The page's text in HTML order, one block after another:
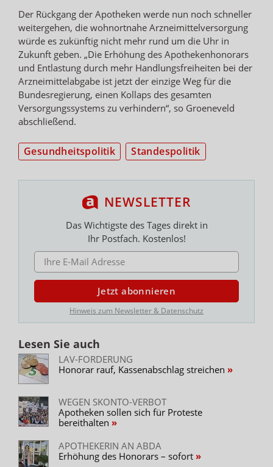
Der Rückgang der Apotheken werde nun noch schneller
weitergehen, die wohnortnahe Arzneimittelversorgung
würde es zukünftig nicht mehr rund um die Uhr in
Zukunft geben. „Die Erhöhung des Apothekenhonorars
und Entlastung durch mehr Handlungsfreiheiten bei der
Arzneimittelabgabe ist jetzt der einzige Weg für die
Bundesregierung, einen Kollaps des gesamten
Versorgungssystems zu verhindern“, so Groeneveld
abschließend.
Gesundheitspolitik Standespolitik
NEWSLETTER
Das Wichtigste des Tages direkt in
Ihr Postfach. Kostenlos!
E-MAIL ADRESSE
Jetzt abonnieren
Hinweis zum Newsletter & Datenschutz
Lesen Sie auch
LAV-FORDERUNG
Honorar rauf, Kassenabschlag streichen
WEGEN SKONTO-VERBOT
Apotheken sollen sich für Proteste
bereithalten
APOTHEKERIN AN ABDA
Erhöhung des Honorars – sofort